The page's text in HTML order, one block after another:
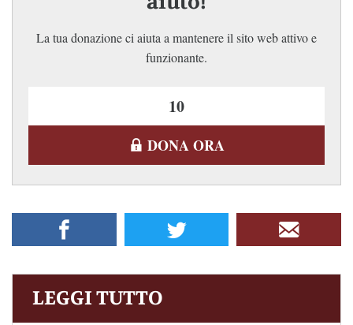
La tua donazione ci aiuta a mantenere il sito web attivo e
funzionante.
DONA ORA
LEGGI TUTTO